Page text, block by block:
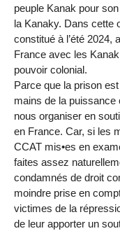
peuple Kanak pour
la Kanaky. Dans cette
constitué à l’été 2024,
France avec les
pouvoir colonial.
Parce que la prison
mains de la
nous organiser en
en France. Car, si les
CCAT mis•es en
faites assez
condamnés de droit
moindre prise en
victimes de la
de leur apporter un